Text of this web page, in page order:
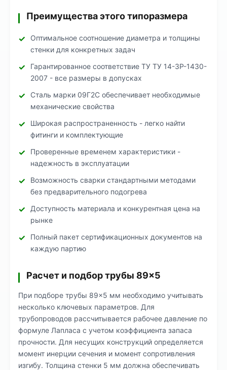
Преимущества этого типоразмера
Оптимальное соотношение диаметра и толщины
стенки для конкретных задач
Гарантированное соответствие ТУ ТУ 14-3Р-1430-
2007 - все размеры в допусках
Сталь марки 09Г2С обеспечивает необходимые
механические свойства
Широкая распространенность - легко найти
фитинги и комплектующие
Проверенные временем характеристики -
надежность в эксплуатации
Возможность сварки стандартными методами
без предварительного подогрева
Доступность материала и конкурентная цена на
рынке
Полный пакет сертификационных документов на
каждую партию
Расчет и подбор трубы 89×5
При подборе трубы 89×5 мм необходимо учитывать
несколько ключевых параметров. Для
трубопроводов рассчитывается рабочее давление по
формуле Лапласа с учетом коэффициента запаса
прочности. Для несущих конструкций определяется
момент инерции сечения и момент сопротивления
изгибу. Толщина стенки 5 мм должна обеспечивать